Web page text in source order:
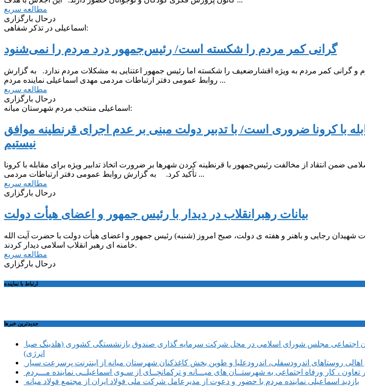
مطالعه سریع
درحال بارگزاری
اسماعیلی در تذکر شفاهی:
‌گرانی کمر مردم را شکسته است/ رئیس‌جمهور درد مردم را نمی‌شنود
و گرانی کمر مردم به ویژه اقشارضعیف را شکسته اما رئیس جمهور اعتنایی به مشکلات مردم ندارد. به گزارش
روابط عمومی دفتر ارتباطات مردمی مهدی اسماعیلی نماینده مردم ...
مطالعه سریع
درحال بارگزاری
اسماعیلی منتخب مردم شهرستان میانه:
با کرونا ضروری است/ با تدبیر دولت مبنی بر عدم اجرای قرنطینه موافق
نیستیم
ضمن انتقاد از مخالفت رئیس‌جمهور با قرنطینه کردن شهرها بر ضرورت اتخاذ تدابیر ویژه برای مقابله با کرونا
تأکید کرد. به گزارش روابط عمومی دفتر ارتباطات مردمی ...
مطالعه سریع
درحال بارگزاری
بیانات رهبرانقلاب در دیدار با رئیس جمهور و اعضای هیأت دولت
شهیدان رجایی و باهنر و هفته ی دولت، صبح امروز (شنبه) رئیس جمهور و اعضای هیأت دولت با حضرت آیت الله
خامنه ای رهبر انقلاب اسلامی دیدار کردند.
مطالعه سریع
درحال بارگزاری
ارتباط با نماینده
جديدترين خبرها
انرژی)
اهالی روستاهای اندرودسفلی، اندرودعلیا و طوین بخش کاغذکنان شهرستان میانه از اینترنت پرسرعت سیار
، کار ورفاه اجتماعی به شهرستــان های میـــانه و ترکمانچــای از سـوی اسماعیلــی نماینده مـــردم
بازدید اسماعیلی نماینده مردم با حضور و دعوت از مدیرعامل شرکت ملی فولاد ایران از مجتمع فولاد میانه